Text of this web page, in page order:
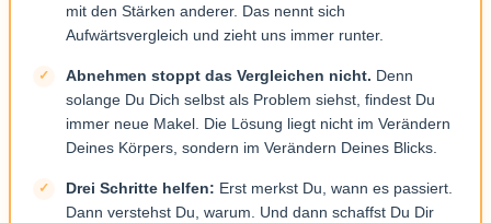
mit den Stärken anderer. Das nennt sich
Aufwärtsvergleich und zieht uns immer runter.
Abnehmen stoppt das Vergleichen nicht. Denn
solange Du Dich selbst als Problem siehst, findest Du
immer neue Makel. Die Lösung liegt nicht im Verändern
Deines Körpers, sondern im Verändern Deines Blicks.
Drei Schritte helfen: Erst merkst Du, wann es passiert.
Dann verstehst Du, warum. Und dann schaffst Du Dir